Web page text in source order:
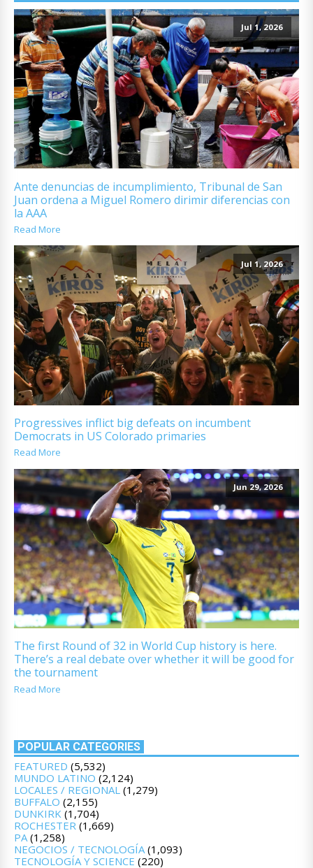
Jul 1, 2026
Ante denuncias de incumplimiento, Tribunal de San
Juan ordena a Miguel Romero dirimir diferencias con
la AAA
Read More
Jul 1, 2026
Progressives inflict big defeats on incumbent
Democrats in US Colorado primaries
Read More
Jun 29, 2026
The first Round of 32 in World Cup history is here.
There’s a real debate over whether it will be good for
the tournament
Read More
POPULAR CATEGORIES
FEATURED (5,532)
MUNDO LATINO (2,124)
LOCALES / REGIONAL (1,279)
BUFFALO (2,155)
DUNKIRK (1,704)
ROCHESTER (1,669)
PA(1,258)
NEGOCIOS / TECNOLOGÍA(1,093)
TECNOLOGÍA Y SCIENCE (220)